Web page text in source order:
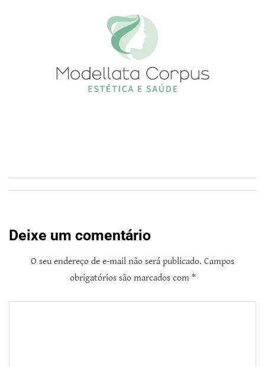
Deixe um comentário
O seu endereço de e-mail não será publicado. Campos
obrigatórios são marcados com *